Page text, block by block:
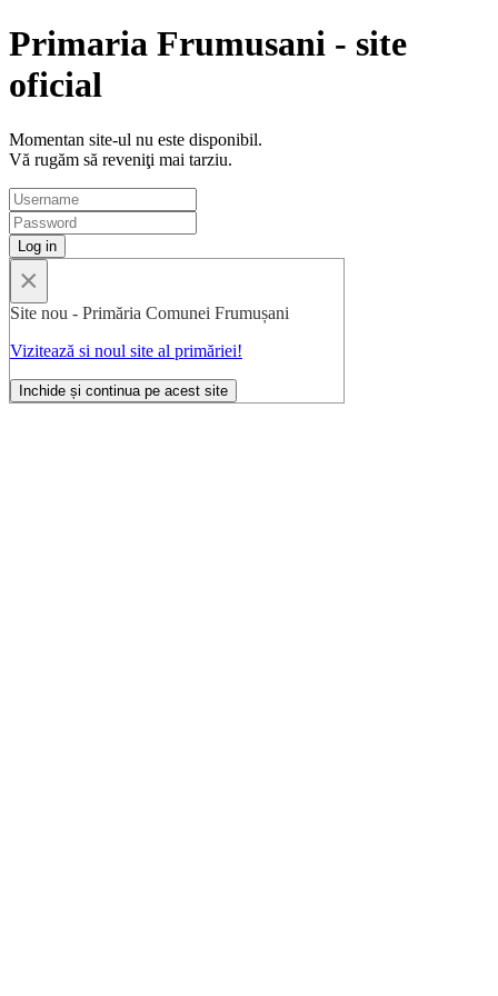
Primaria Frumusani - site
oficial
Momentan site-ul nu este disponibil.
Vă rugăm să reveniţi mai tarziu.
×
Site nou - Primăria Comunei Frumușani
Vizitează si noul site al primăriei!
Inchide și continua pe acest site